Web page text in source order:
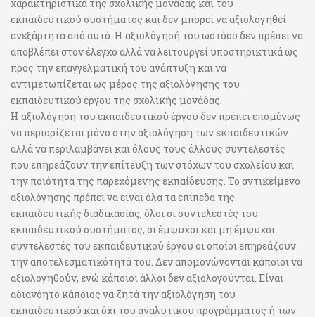
χαρακτηριστικά της σχολικής μονάδας και του
εκπαιδευτικού συστήματος και δεν μπορεί να αξιολογηθεί
ανεξάρτητα από αυτό. Η αξιολόγησή του ωστόσο δεν πρέπει να
αποβλέπει στον έλεγχο αλλά να λειτουργεί υποστηρικτικά ως
προς την επαγγελματική του ανάπτυξη και να
αντιμετωπίζεται ως μέρος της αξιολόγησης του
εκπαιδευτικού έργου της σχολικής μονάδας.
Η αξιολόγηση του εκπαιδευτικού έργου δεν πρέπει επομένως
να περιορίζεται μόνο στην αξιολόγηση των εκπαιδευτικών
αλλά να περιλαμβάνει και όλους τους άλλους συντελεστές
που επηρεάζουν την επίτευξη των στόχων του σχολείου και
την ποιότητα της παρεχόμενης εκπαίδευσης. Το αντικείμενο
αξιολόγησης πρέπει να είναι όλα τα επίπεδα της
εκπαιδευτικής διαδικασίας, όλοι οι συντελεστές του
εκπαιδευτικού συστήματος, οι έμψυχοι και μη έμψυχοι
συντελεστές του εκπαιδευτικού έργου οι οποίοι επηρεάζουν
την αποτελεσματικότητά του. Δεν απομονώνονται κάποιοι να
αξιολογηθούν, ενώ κάποιοι άλλοι δεν αξιολογούνται. Είναι
αδιανόητο κάποιος να ζητά την αξιολόγηση του
εκπαιδευτικού και όχι του αναλυτικού προγράμματος ή των